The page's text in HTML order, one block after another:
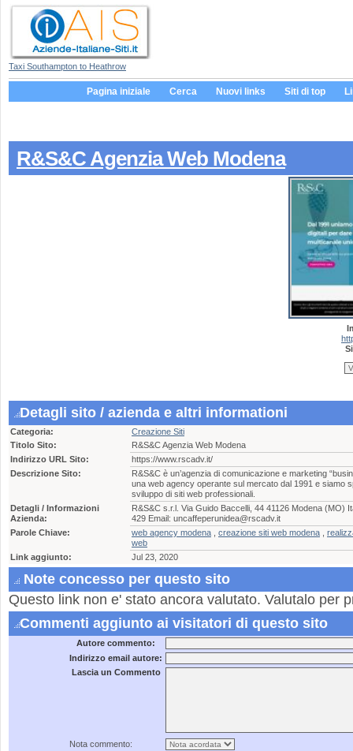
Taxi Southampton to Heathrow
Pagina iniziale Cerca Nuovi links Siti di top
R&S&C Agenzia Web Modena
Detagli sito / azienda e altri informationi
Categoria:
Creazione Siti
Titolo Sito:
R&S&C Agenzia Web Modena
Indirizzo URL Sito:
https://www.rscadv.it/
Descrizione Sito:
R&S&C è un’agenzia di comunicazione e marketing
una web agency operante sul mercato dal 1991 e siamo
sviluppo di siti web professionali.
Detagli / Informazioni
Azienda:
R&S&C s.r.l. Via Guido Baccelli, 44 41126 Modena (MO)
429 Email: uncaffeperunidea@rscadv.it
Parole Chiave:
web agency modena creazione siti web modena
web
Link aggiunto:
Jul 23, 2020
Note concesso per questo sito
Questo link non e' stato ancora valutato. Valutalo per
Commenti aggiunto ai visitatori di questo sito
Autore commento:
Indirizzo email autore:
Lascia un Commento
Nota commento: